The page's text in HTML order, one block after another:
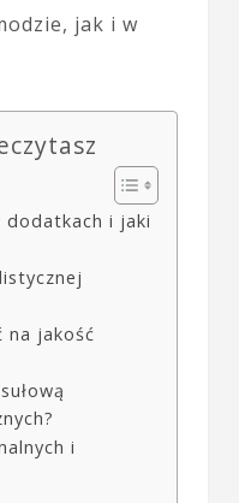
jak i w
dodatkach i jaki
na jakość
i